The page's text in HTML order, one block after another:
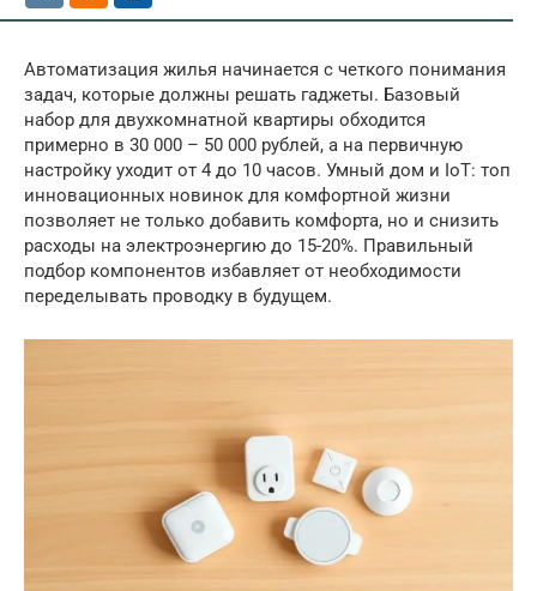
Автоматизация жилья начинается с четкого понимания
задач, которые должны решать гаджеты. Базовый
набор для двухкомнатной квартиры обходится
примерно в 30 000 – 50 000 рублей, а на первичную
настройку уходит от 4 до 10 часов. Умный дом и IoT: топ
инновационных новинок для комфортной жизни
позволяет не только добавить комфорта, но и снизить
расходы на электроэнергию до 15-20%. Правильный
подбор компонентов избавляет от необходимости
переделывать проводку в будущем.